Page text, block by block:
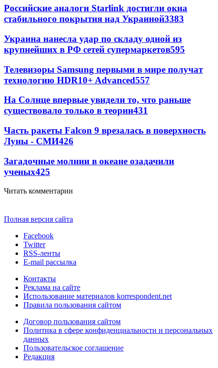
Российские аналоги Starlink достигли окна
стабильного покрытия над Украиной3383
Украина нанесла удар по складу одной из
крупнейших в РФ сетей супермаркетов595
Телевизоры Samsung первыми в мире получат
технологию HDR10+ Advanced557
На Солнце впервые увидели то, что раньше
существовало только в теории431
Часть ракеты Falcon 9 врезалась в поверхность
Луны - СМИ426
Загадочные молнии в океане озадачили
ученых425
Читать комментарии
Полная версия сайта
Facebook
Twitter
RSS-ленты
E-mail рассылка
Контакты
Реклама на сайте
Использование материалов korrespondent.net
Правила пользования сайтом
Договор пользования сайтом
Политика в сфере конфиденциальности и персональных
данных
Пользовательское соглашение
Редакция